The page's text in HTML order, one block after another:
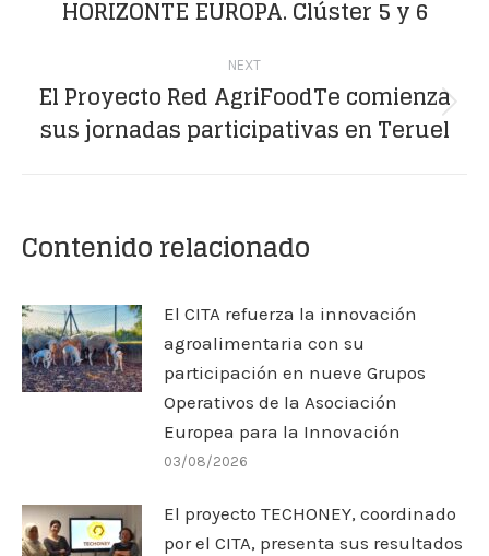
post:
HORIZONTE EUROPA. Clúster 5 y 6
NEXT
post:
El Proyecto Red AgriFoodTe comienza
sus jornadas participativas en Teruel
Contenido relacionado
El CITA refuerza la innovación
agroalimentaria con su
participación en nueve Grupos
Operativos de la Asociación
Europea para la Innovación
03/08/2026
El proyecto TECHONEY, coordinado
por el CITA, presenta sus resultados